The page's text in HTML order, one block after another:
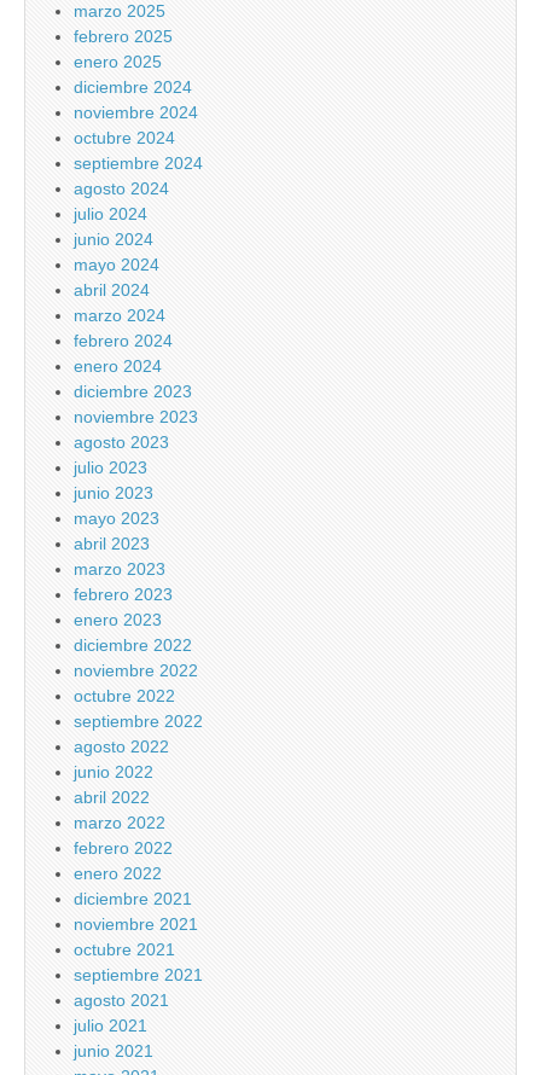
marzo 2025
febrero 2025
enero 2025
diciembre 2024
noviembre 2024
octubre 2024
septiembre 2024
agosto 2024
julio 2024
junio 2024
mayo 2024
abril 2024
marzo 2024
febrero 2024
enero 2024
diciembre 2023
noviembre 2023
agosto 2023
julio 2023
junio 2023
mayo 2023
abril 2023
marzo 2023
febrero 2023
enero 2023
diciembre 2022
noviembre 2022
octubre 2022
septiembre 2022
agosto 2022
junio 2022
abril 2022
marzo 2022
febrero 2022
enero 2022
diciembre 2021
noviembre 2021
octubre 2021
septiembre 2021
agosto 2021
julio 2021
junio 2021